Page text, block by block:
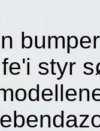
styr